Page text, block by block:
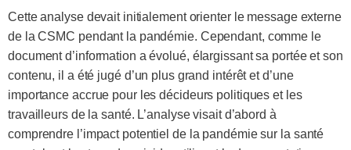
Cette analyse devait initialement orienter le message externe
de la CSMC pendant la pandémie. Cependant, comme le
document d’information a évolué, élargissant sa portée et son
contenu, il a été jugé d’un plus grand intérêt et d’une
importance accrue pour les décideurs politiques et les
travailleurs de la santé. L’analyse visait d’abord à
comprendre l’impact potentiel de la pandémie sur la santé